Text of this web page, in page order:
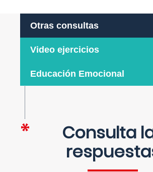
Otras consultas
Video ejercicios
Educación Emocional
Consulta